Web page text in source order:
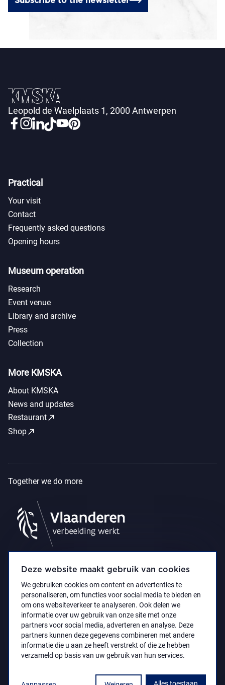
Deze website maakt gebruik van cookies
We gebruiken cookies om content en advertenties te
personaliseren, om functies voor social media te bieden en
om ons websiteverkeer te analyseren. Ook delen we
informatie over uw gebruik van onze site met onze
partners voor social media, adverteren en analyse. Deze
partners kunnen deze gegevens combineren met andere
informatie die u aan ze heeft verstrekt of die ze hebben
verzameld op basis van uw gebruik van hun services.
Leopold de Waelplaats 1, 2000 Antwerpen
Practical
Your visit
Contact
Frequently asked questions
Opening hours
Museum operation
Research
Event venue
Library and archive
Press
Collection
More KMSKA
About KMSKA
News and updates
Restaurantcall_made
Shopcall_made
Together we do more
Accessibility StatementPrivacy policy
© 2021 Koninklijk Museum voor Schone Kunsten